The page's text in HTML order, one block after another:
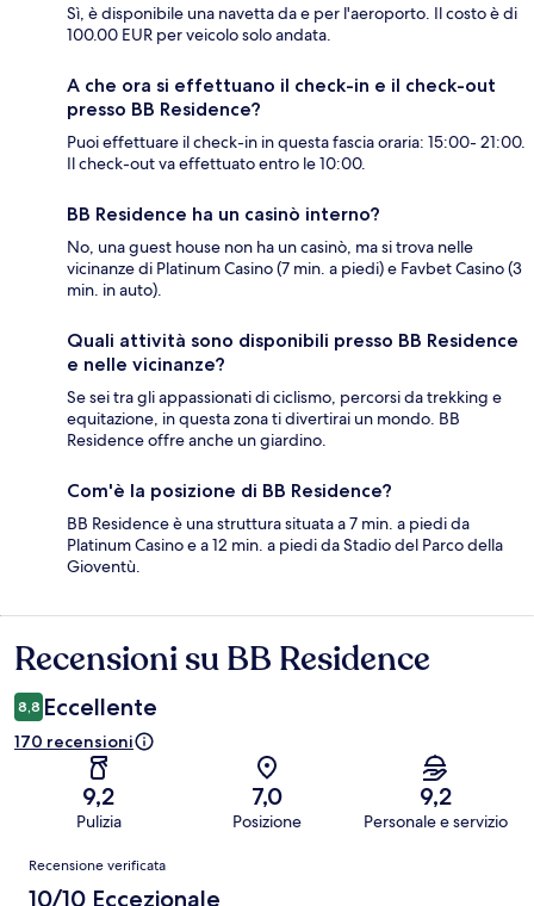
Sì, è disponibile una navetta da e per l'aeroporto. Il costo è di
100.00 EUR per veicolo solo andata.
A che ora si effettuano il check-in e il check-out
presso BB Residence?
Puoi effettuare il check-in in questa fascia oraria: 15:00- 21:00.
Il check-out va effettuato entro le 10:00.
BB Residence ha un casinò interno?
No, una guest house non ha un casinò, ma si trova nelle
vicinanze di Platinum Casino (7 min. a piedi) e Favbet Casino (3
min. in auto).
Quali attività sono disponibili presso BB Residence
e nelle vicinanze?
Se sei tra gli appassionati di ciclismo, percorsi da trekking e
equitazione, in questa zona ti divertirai un mondo. BB
Residence offre anche un giardino.
Com'è la posizione di BB Residence?
BB Residence è una struttura situata a 7 min. a piedi da
Platinum Casino e a 12 min. a piedi da Stadio del Parco della
Gioventù.
Recensioni
Recensioni su BB Residence
8,8 Eccellente
170 recensioni
9,2
Pulizia
7,0
Posizione
9,2
Personale e servizio
Recensioni
Recensione verificata
10/10 Eccezionale